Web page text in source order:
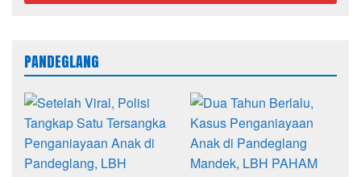
PANDEGLANG